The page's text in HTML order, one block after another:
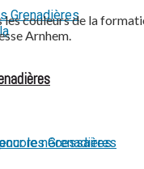
couleurs de la
Arnhem.